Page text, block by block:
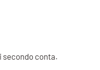
secondo conta.